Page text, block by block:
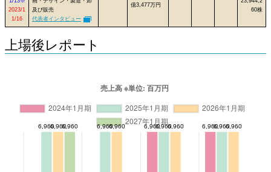
2023/1
1/16
及び販売
代表者インタビュー
億3,477万円
60株
上場後レポート